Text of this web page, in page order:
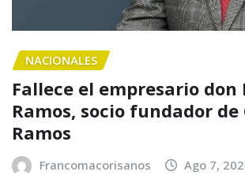
NACIONALES
Fallece el empresario don
Ramos, socio fundador de
Ramos
Francomacorisanos Ago 7,